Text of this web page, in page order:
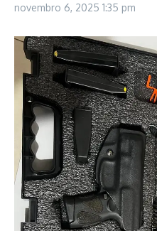
novembro 6, 2025 1:35 pm